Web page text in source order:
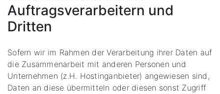
Auftragsverarbeitern und
Dritten
Sofern wir im Rahmen der Verarbeitung ihrer Daten auf
die Zusammenarbeit mit anderen Personen und
Unternehmen (z.H. Hostinganbieter) angewiesen sind,
Daten an diese übermitteln oder diesen sonst Zugriff